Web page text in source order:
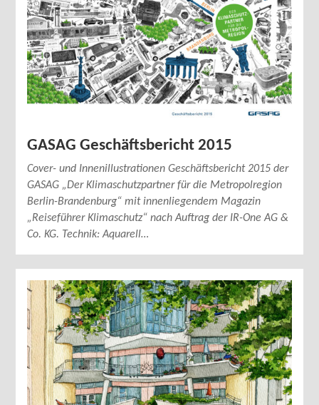
GASAG Geschäftsbericht 2015
Cover- und Innenillustrationen Geschäftsbericht 2015 der
GASAG „Der Klimaschutzpartner für die Metropolregion
Berlin-Brandenburg“ mit innenliegendem Magazin
„Reiseführer Klimaschutz“ nach Auftrag der IR-One AG &
Co. KG. Technik: Aquarell…